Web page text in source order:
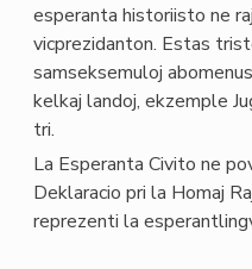
esperanta historiisto ne
vicprezidanton. Estas
samseksemuloj
kelkaj landoj, ekzemple
tri.
La Esperanta Civito ne
Deklaracio pri la Homaj
reprezenti la